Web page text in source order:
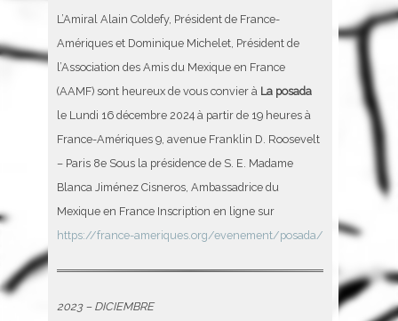
L’Amiral Alain Coldefy, Président de France-
Amériques et Dominique Michelet, Président de
l’Association des Amis du Mexique en France
(AAMF) sont heureux de vous convier à La posada
le Lundi 16 décembre 2024 à partir de 19 heures à
France-Amériques 9, avenue Franklin D. Roosevelt
– Paris 8e Sous la présidence de S. E. Madame
Blanca Jiménez Cisneros, Ambassadrice du
Mexique en France Inscription en ligne sur
https://france-ameriques.org/evenement/posada/
2023 – DICIEMBRE